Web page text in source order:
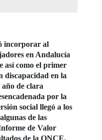
incorporar al
en Andalucía
así como el primer
discapacidad en la
de clara
por la
social llegó a los
de las
de Valor
de la ONCE,